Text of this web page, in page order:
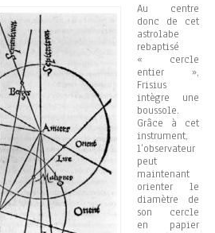
Au centre
donc de cet
astrolabe
rebaptisé
« cercle
entier »,
Frisius
intègre une
boussole.
Grâce à cet
instrument,
l’observateur
peut
maintenant
orienter le
diamètre de
son cercle
en papier